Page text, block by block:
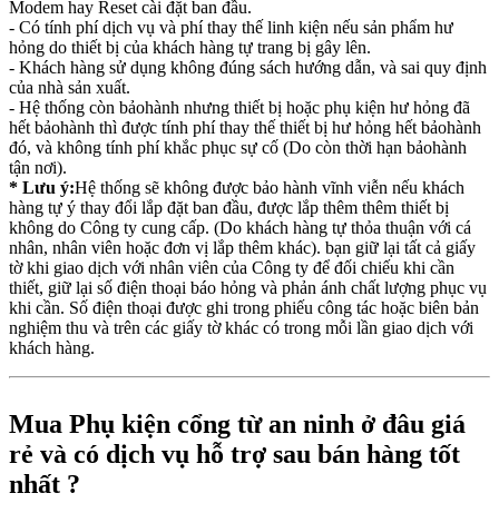
Modem hay Reset cài đặt ban đầu.
- Có tính phí dịch vụ và phí thay thế linh kiện nếu sản phẩm hư
hỏng do thiết bị của khách hàng tự trang bị gây lên.
- Khách hàng sử dụng không đúng sách hướng dẫn, và sai quy định
của nhà sản xuất.
- Hệ thống còn bảohành nhưng thiết bị hoặc phụ kiện hư hỏng đã
hết bảohành thì được tính phí thay thế thiết bị hư hỏng hết bảohành
đó, và không tính phí khắc phục sự cố (Do còn thời hạn bảohành
tận nơi).
* Lưu ý:Hệ thống sẽ không được bảo hành vĩnh viễn nếu khách
hàng tự ý thay đổi lắp đặt ban đầu, được lắp thêm thêm thiết bị
không do Công ty cung cấp. (Do khách hàng tự thỏa thuận với cá
nhân, nhân viên hoặc đơn vị lắp thêm khác). bạn giữ lại tất cả giấy
tờ khi giao dịch với nhân viên của Công ty để đối chiếu khi cần
thiết, giữ lại số điện thoại báo hỏng và phản ánh chất lượng phục vụ
khi cần. Số điện thoại được ghi trong phiếu công tác hoặc biên bản
nghiệm thu và trên các giấy tờ khác có trong mỗi lần giao dịch với
khách hàng.
Mua Phụ kiện cổng từ an ninh ở đâu giá
rẻ và có dịch vụ hỗ trợ sau bán hàng tốt
nhất ?